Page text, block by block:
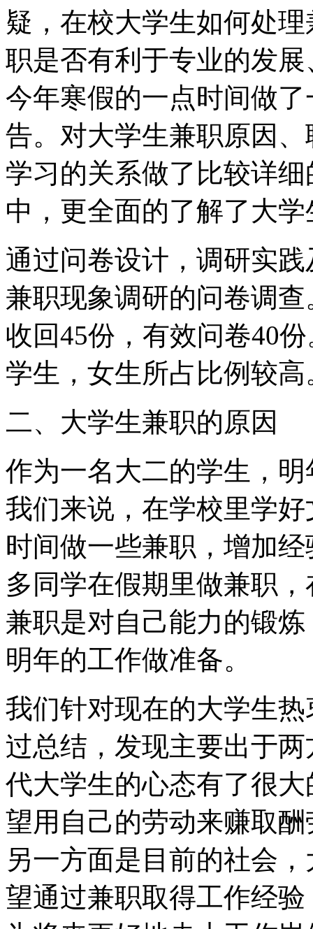
疑，在校大学生如何处
职是否有利于专业的发
今年寒假的一点时间做
告。对大学生兼职原因
学习的关系做了比较详
中，更全面的了解了大
通过问卷设计，调研实
兼职现象调研的问卷调
收回45份，有效问卷40
学生，女生所占比例较高
二、大学生兼职的原因
作为一名大二的学生，
我们来说，在学校里学
时间做一些兼职，增加
多同学在假期里做兼职
兼职是对自己能力的锻
明年的工作做准备。
我们针对现在的大学生
过总结，发现主要出于
代大学生的心态有了很
望用自己的劳动来赚取
另一方面是目前的社会
望通过兼职取得工作经